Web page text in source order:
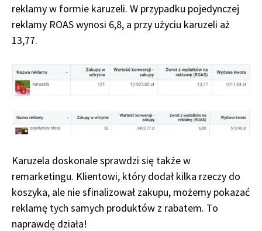
reklamy w formie karuzeli. W przypadku pojedynczej
reklamy ROAS wynosi 6,8, a przy użyciu karuzeli aż
13,77.
Karuzela doskonale sprawdzi się także w
remarketingu. Klientowi, który dodał kilka rzeczy do
koszyka, ale nie sfinalizował zakupu, możemy pokazać
reklamę tych samych produktów z rabatem. To
naprawdę działa!